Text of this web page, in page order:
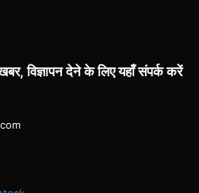
विज्ञापन देने के लिए यहाँ संपर्क करें